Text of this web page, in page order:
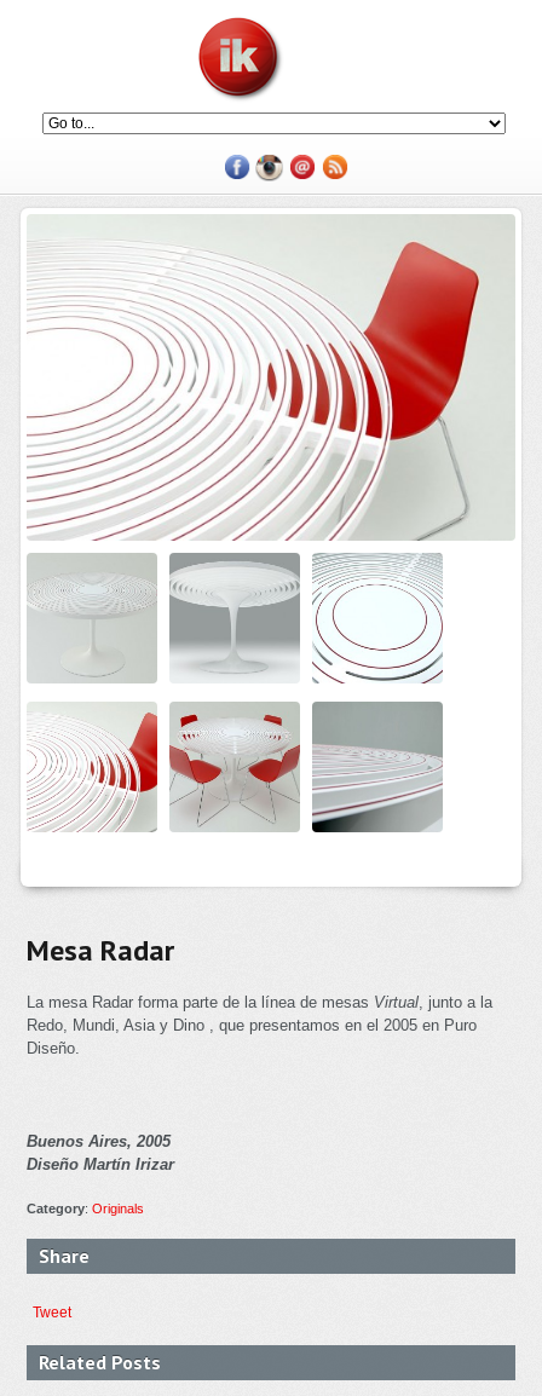
Mesa Radar
La mesa Radar forma parte de la línea de mesas Virtual , junto a la
Redo, Mundi, Asia y Dino
, que presentamos en el 2005 en Puro
Diseño.
Buenos Aires, 2005
Diseño Martín Irizar
Category:Originals
Share
Tweet
Related Posts